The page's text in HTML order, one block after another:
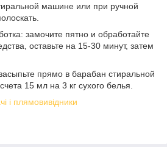
машине или при ручной
замочите пятно и обработайте
оставьте на 15-30 минут, затем
прямо в барабан стиральной
15 мл на 3 кг сухого белья.
і плямовивідники